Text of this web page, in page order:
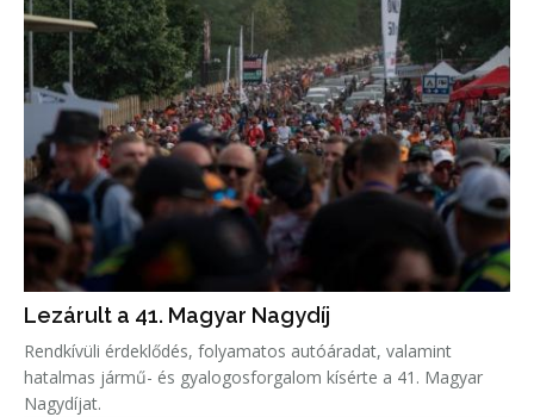
Lezárult a 41. Magyar Nagydíj
Rendkívüli érdeklődés, folyamatos autóáradat, valamint
hatalmas jármű- és gyalogosforgalom kísérte a 41. Magyar
Nagydíjat.